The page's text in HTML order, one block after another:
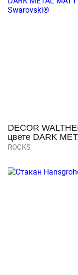
DECOR
цвете DARK
кристаллами от
ROCKS